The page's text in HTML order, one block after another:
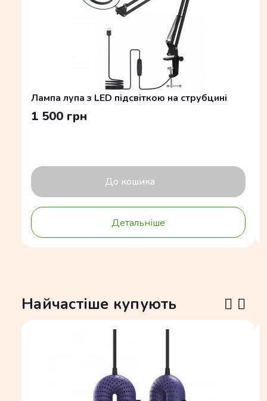
Лампа лупа з LED підсвіткою на струбцині
1 500 грн
До кошика
Детальніше
Найчастіше купують